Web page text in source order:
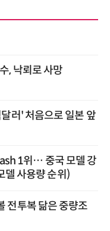
, 낙뢰로 사망
러' 처음으로 일본 앞
1위… 중국 모델 강
델 사용량 순위)
전투복 닮은 중량조